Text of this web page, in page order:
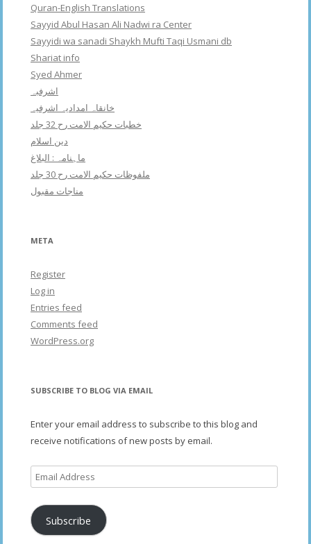
Quran-English Translations
Sayyid Abul Hasan Ali Nadwi ra Center
Sayyidi wa sanadi Shaykh Mufti Taqi Usmani db
Shariat info
Syed Ahmer
اشرفبہ
خانقاہ امدادیہ اشرفیہ
خطبات حکیم الامت رح 32 جلد
دین اسلام
ماہنامہ : البلاغ
ملفوظات حکیم الامت رح 30 جلد
مناجات مقبول
META
Register
Log in
Entries feed
Comments feed
WordPress.org
SUBSCRIBE TO BLOG VIA EMAIL
Enter your email address to subscribe to this blog and
receive notifications of new posts by email.
Email
Address
Subscribe